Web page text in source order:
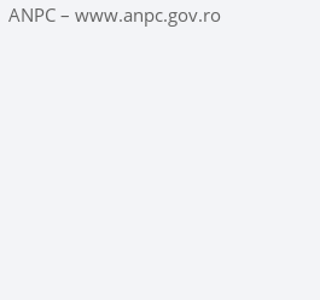
ANPC – www.anpc.gov.ro